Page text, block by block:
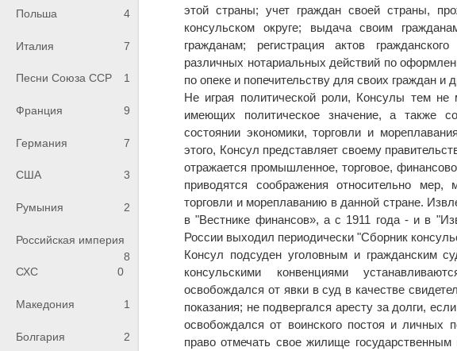
Польша 4
Италия 7
Песни Союза ССР 1
Франция 9
Германия 7
США 3
Румыния 2
Российская империя
8
СХС
0
Македония 1
Болгария 2
этой страны; учет граждан своей страны,
консульском округе; выдача своим
гражданам; регистрация актов
различных нотариальных действий по
по опеке и попечительству для своих граждан и
Не играя политической роли, Консулы тем
имеющих политическое значение, а также
состоянии экономики, торговли и
этого, Консул представляет своему
отражается промышленное, торговое,
приводятся соображения относительно мер,
торговли и мореплаванию в данной стране.
в "Вестнике финансов», а с 1911 года - и в
России выходил периодически "Сборник
Консул подсуден уголовным и гражданским
консульскими конвенциями
освобождался от явки в суд в качестве
показания; не подвергался аресту за долги,
освобождался от воинского постоя и личных
право отмечать свое жилище